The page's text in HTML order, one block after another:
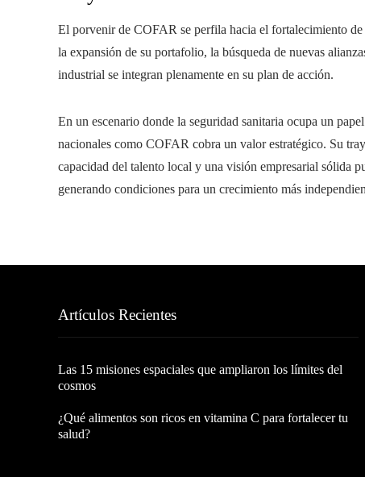
El porvenir de COFAR se perfila hacia el fortalecimiento
la expansión de su portafolio, la búsqueda de nuevas
industrial se integran plenamente en su plan de acción.
En un escenario donde la seguridad sanitaria ocupa un
nacionales como COFAR cobra un valor estratégico. Su
capacidad del talento local y una visión empresarial sólida
generando condiciones para un crecimiento más
Artículos Recientes
Las 15 misiones espaciales que ampliaron los límites del
cosmos
¿Qué alimentos son ricos en vitamina C para fortalecer tu
salud?